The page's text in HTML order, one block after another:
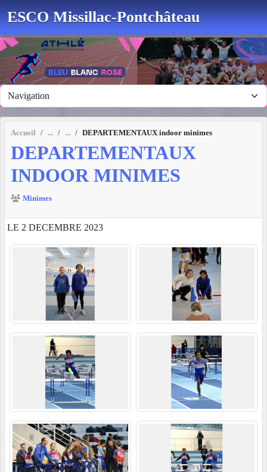
ESCO Missillac-Pontchâteau
Accueil DEPARTEMENTAUX indoor minimes
DEPARTEMENTAUX
INDOOR MINIMES
Minimes
LE 2 DECEMBRE 2023